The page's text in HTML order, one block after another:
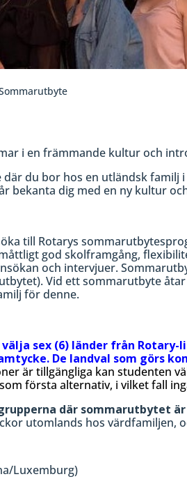
i en främmande kultur och
du bor hos en utländsk
bekanta dig med en ny kultur
till Rotarys
god skolframgång,
och intervjuer.
Vid ett sommarutbyte
för denne.
sex (6) länder från
De landval som görs
är tillgängliga kan studenten
första alternativ, i vilket fall
där sommarutbytet
utomlands hos värdfamiljen,
Luxemburg)